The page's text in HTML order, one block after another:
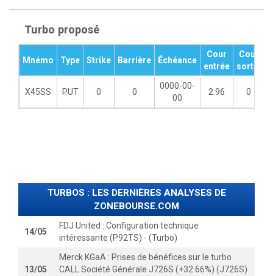
Turbo proposé
Mnémo Type Strike Barrière Échéance
Cour
entrée
Cour
sortie
X45SS PUT 0 0
0000-00-
00
2.96 0
TURBOS : LES DERNIÈRES ANALYSES DE
ZONEBOURSE.COM
14/05
FDJ United : Configuration technique
intéressante (P92TS) - (Turbo)
13/05
Merck KGaA : Prises de bénéfices sur le turbo
CALL Société Générale J726S (+32.66%) (J726S)